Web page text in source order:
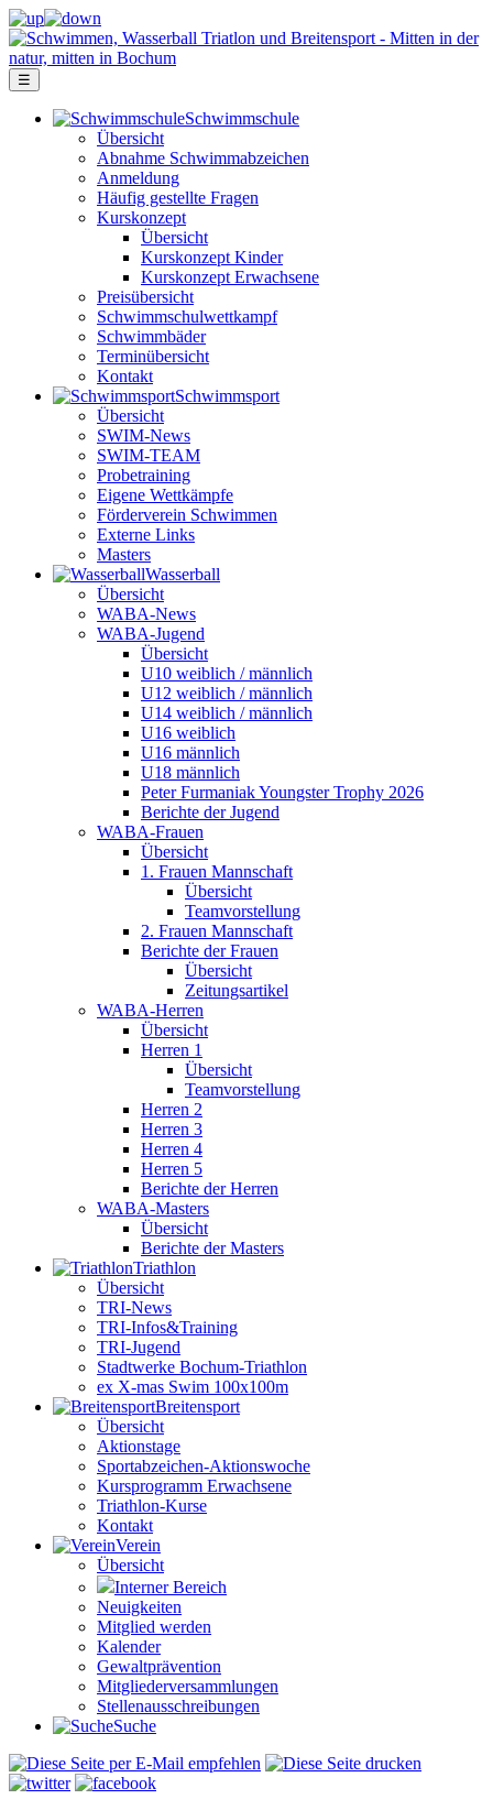
☰
Schwimm­schule
Übersicht
Ab­nah­me Schwimm­ab­zei­chen
Anmeldung
Häufig gestellte Fragen
Kurs­konzept
Übersicht
Kurskonzept Kinder
Kurskonzept Erwachsene
Preis­über­sicht
Schwimm­schul­wett­kampf
Schwimm­bäder
Terminübersicht
Kontakt
Schwimm­sport
Übersicht
SWIM-News
SWIM-TEAM
Probe­training
Eigene Wettkämpfe
Förderverein Schwimmen
Externe Links
Masters
Wasser­ball
Übersicht
WABA-News
WABA-Jugend
Übersicht
U10 weiblich / männlich
U12 weiblich / männlich
U14 weiblich / männlich
U16 weiblich
U16 männlich
U18 männlich
Peter Furmaniak Youngster Trophy 2026
Berichte der Jugend
WABA-Frauen
Übersicht
1. Frauen Mannschaft
Übersicht
Teamvorstellung
2. Frauen Mannschaft
Berichte der Frauen
Übersicht
Zeitungsartikel
WABA-Herren
Übersicht
Herren 1
Übersicht
Teamvorstellung
Herren 2
Herren 3
Herren 4
Herren 5
Berichte der Herren
WABA-Masters
Übersicht
Berichte der Masters
Triathlon
Übersicht
TRI-News
TRI-Infos&Training
TRI-Jugend
Stadtwerke Bochum-Triathlon
ex X-mas Swim 100x100m
Breiten­sport
Übersicht
Aktionstage
Sportabzeichen-Aktionswoche
Kursprogramm Erwachsene
Triathlon-Kurse
Kontakt
Verein
Übersicht
Interner Bereich
Neuigkeiten
Mitglied werden
Kalender
Gewaltprävention
Mitglieder­versammlungen
Stellen­aus­schrei­bungen
Suche